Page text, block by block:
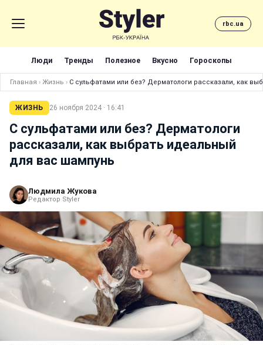
rbc.ua
Люди Тренды Полезное Вкусно Гороскопы
Главная › Жизнь › С сульфатами или без? Дерматологи рассказали, как
ЖИЗНЬ 26 ноября 2024 · 16:41
С сульфатами или без? Дерматологи
рассказали, как выбрать идеальный
для вас шампунь
Людмила Жукова
Редактор Styler